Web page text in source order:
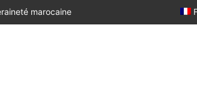
adressé à SM le Roi